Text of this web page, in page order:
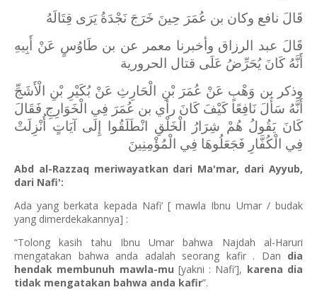
قَالَ نافع وكان بن عُمَرَ حِينَ خَرَجَ نَجْدَةُ يَرَى قِتَالَهُ
قَالَ عبد الرزاق وأخبرنا معمر عن بن طَاوُسٍ عَنْ أَبِيهِ
أَنَّهُ كَانَ يُحَرِّضُ عَلَى قتال الحرورية
وذكر بن وَهْبٍ عَنْ عُمَرَ بْنِ الْحَارِثِ عَنْ بُكَيْرِ بْنِ الْأَشَجِّ
أَنَّهُ سَأَلَ نَافِعًا كَيْفَ كَانَ رأي بن عُمَرَ فِي الْخَوَارِجِ فَقَالَ
كَانَ يَقُولُ هُمْ شِرَارُ الْخَلْقِ انْطَلَقُوا إِلَى آيَاتٍ أُنْزِلَتْ
فِي الْكُفَّارِ فَجَعَلُوهَا فِي الْمُؤْمِنِينَ
Abd al-Razzaq meriwayatkan dari Ma'mar, dari Ayyub,
dari Nafi':
Ada yang berkata kepada Nafi’ [ mawla Ibnu Umar / budak
yang dimerdekakannya] :
“Tolong kasih tahu Ibnu Umar bahwa Najdah al-Haruri
mengatakan bahwa anda adalah seorang kafir . Dan dia
hendak membunuh mawla-mu [yakni : Nafi’], karena dia
tidak mengatakan bahwa anda kafir”.